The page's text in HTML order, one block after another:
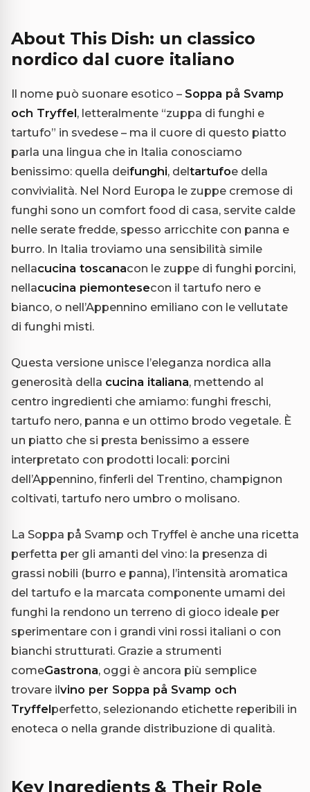
About This Dish: un classico
nordico dal cuore italiano
Il nome può suonare esotico – Soppa på Svamp
och Tryffel, letteralmente “zuppa di funghi e
tartufo” in svedese – ma il cuore di questo piatto
parla una lingua che in Italia conosciamo
benissimo: quella deifunghi, deltartufoe della
convivialità. Nel Nord Europa le zuppe cremose di
funghi sono un comfort food di casa, servite calde
nelle serate fredde, spesso arricchite con panna e
burro. In Italia troviamo una sensibilità simile
nellacucina toscanacon le zuppe di funghi porcini,
nellacucina piemontesecon il tartufo nero e
bianco, o nell’Appennino emiliano con le vellutate
di funghi misti.
Questa versione unisce l’eleganza nordica alla
generosità della cucina italiana, mettendo al
centro ingredienti che amiamo: funghi freschi,
tartufo nero, panna e un ottimo brodo vegetale. È
un piatto che si presta benissimo a essere
interpretato con prodotti locali: porcini
dell’Appennino, finferli del Trentino, champignon
coltivati, tartufo nero umbro o molisano.
La Soppa på Svamp och Tryffel è anche una ricetta
perfetta per gli amanti del vino: la presenza di
grassi nobili (burro e panna), l’intensità aromatica
del tartufo e la marcata componente umami dei
funghi la rendono un terreno di gioco ideale per
sperimentare con i grandi vini rossi italiani o con
bianchi strutturati. Grazie a strumenti
comeGastrona, oggi è ancora più semplice
trovare ilvino per Soppa på Svamp och
Tryffelperfetto, selezionando etichette reperibili in
enoteca o nella grande distribuzione di qualità.
Key Ingredients & Their Role